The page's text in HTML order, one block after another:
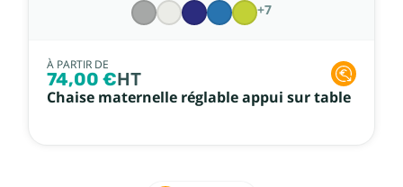
+7
À PARTIR DE
74,00 €HT
Chaise maternelle réglable appui sur table